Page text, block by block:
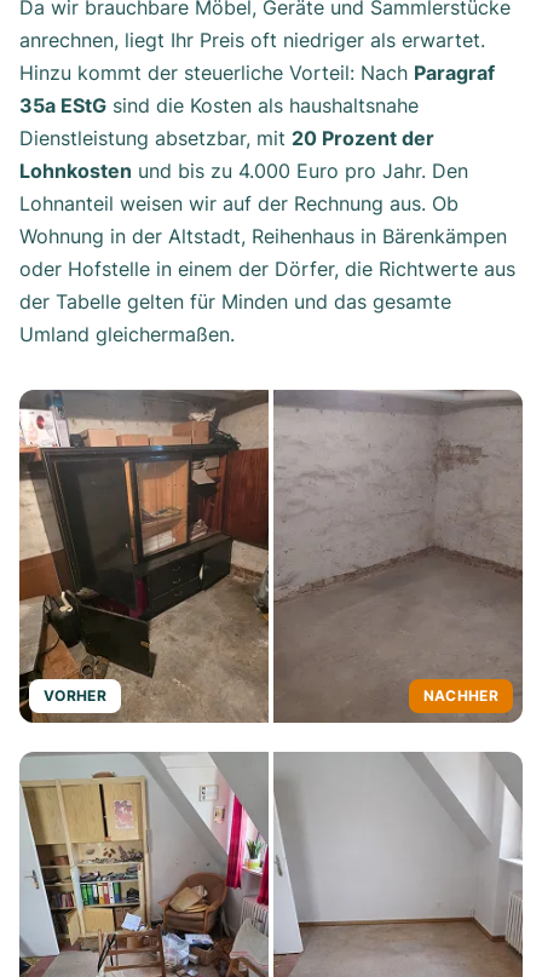
Da wir brauchbare Möbel, Geräte und Sammlerstücke
anrechnen, liegt Ihr Preis oft niedriger als erwartet.
Hinzu kommt der steuerliche Vorteil: Nach Paragraf
35a EStG sind die Kosten als haushaltsnahe
Dienstleistung absetzbar, mit 20 Prozent der
Lohnkosten und bis zu 4.000 Euro pro Jahr. Den
Lohnanteil weisen wir auf der Rechnung aus. Ob
Wohnung in der Altstadt, Reihenhaus in Bärenkämpen
oder Hofstelle in einem der Dörfer, die Richtwerte aus
der Tabelle gelten für Minden und das gesamte
Umland gleichermaßen.
VORHER NACHHER